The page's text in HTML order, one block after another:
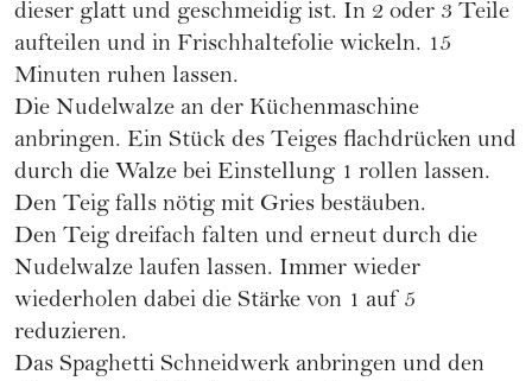
dieser glatt und geschmeidig ist. In 2 oder 3 Teile
aufteilen und in Frischhaltefolie wickeln. 15
Minuten ruhen lassen.
Die Nudelwalze an der Küchenmaschine
anbringen. Ein Stück des Teiges flachdrücken und
durch die Walze bei Einstellung 1 rollen lassen.
Den Teig falls nötig mit Gries bestäuben.
Den Teig dreifach falten und erneut durch die
Nudelwalze laufen lassen. Immer wieder
wiederholen dabei die Stärke von 1 auf 5
reduzieren.
Das Spaghetti Schneidwerk anbringen und den